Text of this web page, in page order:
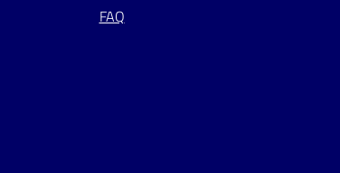
FAQ